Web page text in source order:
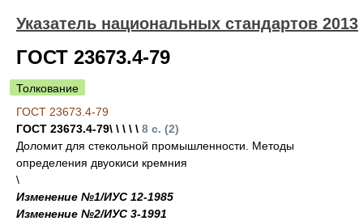
Указатель национальных стандартов 2013
ГОСТ 23673.4-79
Толкование
ГОСТ 23673.4-79
ГОСТ 23673.4-79\ \ \ \ \ 8 с. (2)
Доломит для стекольной промышленности. Методы
определения двуокиси кремния
\
Изменение №1/ИУС 12-1985
Изменение №2/ИУС 3-1991